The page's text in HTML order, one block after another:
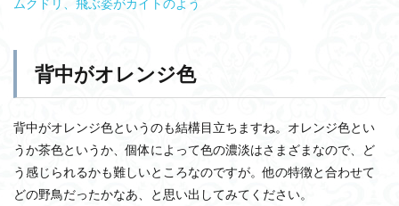
ムクドリ、飛ぶ姿がカイトのよう
背中がオレンジ色
背中がオレンジ色というのも結構目立ちますね。オレンジ色とい
うか茶色というか、個体によって色の濃淡はさまざまなので、ど
う感じられるかも難しいところなのですが。他の特徴と合わせて
どの野鳥だったかなあ、と思い出してみてください。